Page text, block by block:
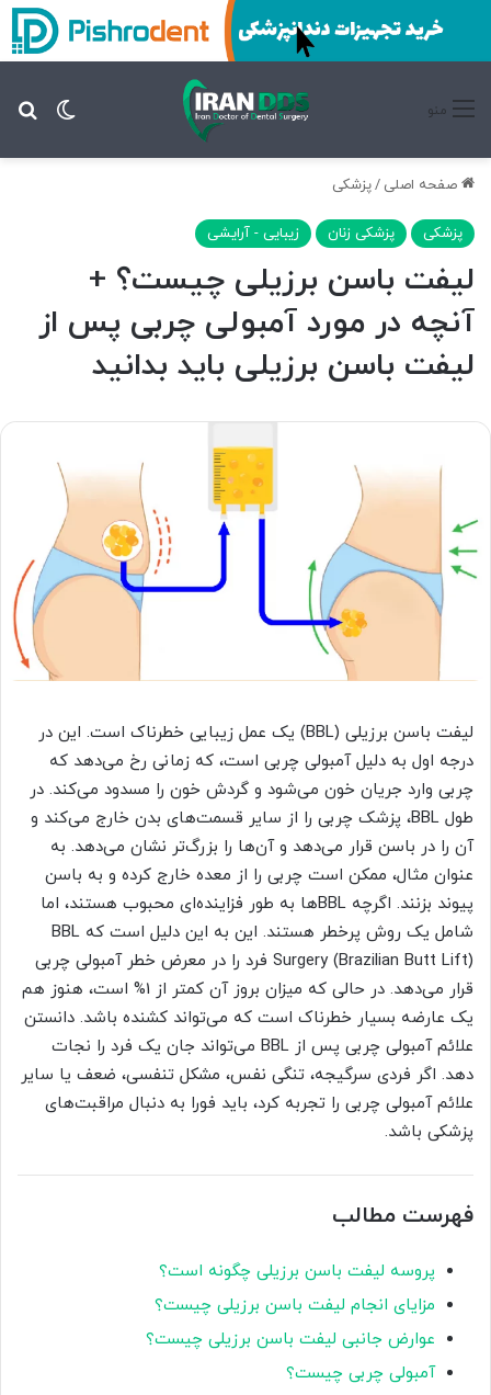
تغییر منو
صفحه اصلی /پزشکی
پزشکی پزشکی زنان زیبایی - آرایشی
لیفت باسن برزیلی چیست؟ +
آنچه در مورد آمبولی چربی پس از
لیفت باسن برزیلی باید بدانید
لیفت باسن برزیلی (BBL) یک عمل زیبایی خطرناک است. این در
درجه اول به دلیل آمبولی چربی است، که زمانی رخ می‌دهد که
چربی وارد جریان خون می‌شود و گردش خون را مسدود می‌کند. در
طول BBL، پزشک چربی را از سایر قسمت‌های بدن خارج می‌کند و
آن را در باسن قرار می‌دهد و آن‌ها را بزرگ‌تر نشان می‌دهد. به
عنوان مثال، ممکن است چربی را از معده خارج کرده و به باسن
پیوند بزنند. اگرچه BBL‌ها به طور فزاینده‌ای محبوب هستند، اما
شامل یک روش پرخطر هستند. این به این دلیل است که BBL
Surgery (Brazilian Butt Lift) فرد را در معرض خطر آمبولی چربی
قرار می‌دهد. در حالی که میزان بروز آن کمتر از 1% است، هنوز هم
یک عارضه بسیار خطرناک است که می‌تواند کشنده باشد. دانستن
علائم آمبولی چربی پس از BBL می‌تواند جان یک فرد را نجات
دهد. اگر فردی سرگیجه، تنگی نفس، مشکل تنفسی، ضعف یا سایر
علائم آمبولی چربی را تجربه کرد، باید فورا به دنبال مراقبت‌های
پزشکی باشد.
فهرست مطالب
پروسه لیفت باسن برزیلی چگونه است؟
مزایای انجام لیفت باسن برزیلی چیست؟
عوارض جانبی لیفت باسن برزیلی چیست؟
آمبولی چربی چیست؟